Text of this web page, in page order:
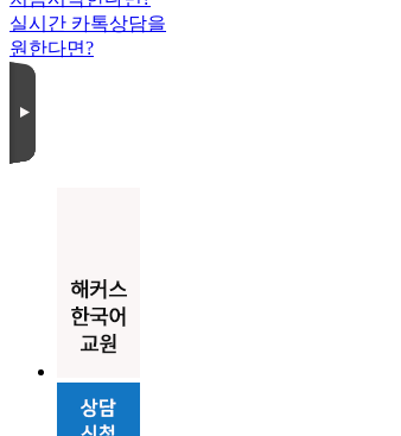
실시간 카톡상담을
원한다면?